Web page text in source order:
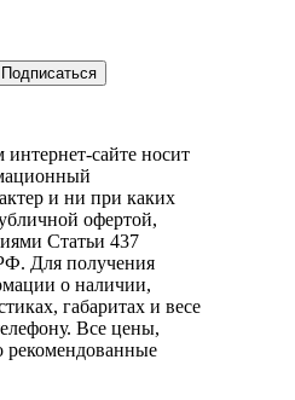
Подписаться
сайте носит
и ни при каких
офертой,
Статьи 437
Для получения
о наличии,
габаритах и весе
Все цены,
рекомендованные